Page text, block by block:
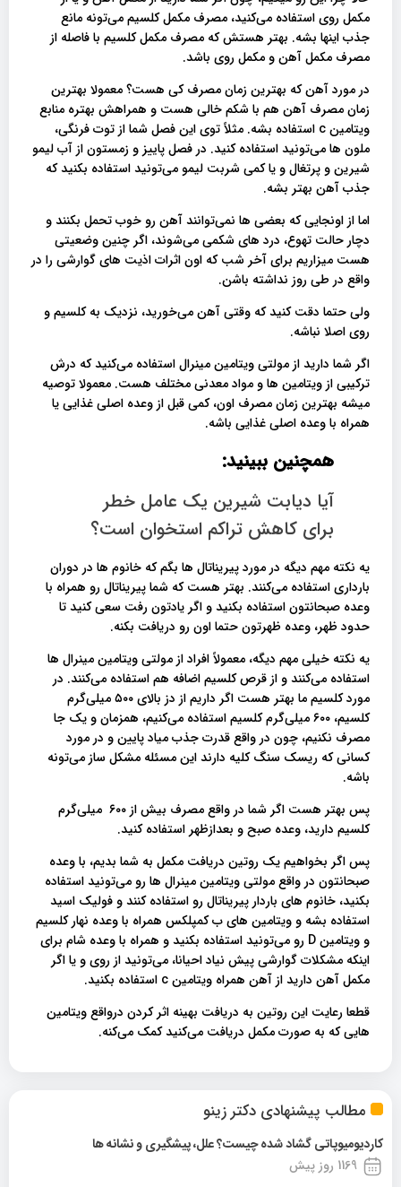
مطالب پیشنهادی دکتر زینو
کاردیومیوپاتی گشاد شده چیست؟ علل، پیشگیری و نشانه ها
1169 روز پیش
مکمل روی استفاده می‌کنید، مصرف مکمل کلسیم می‌تونه مانع
جذب اینها بشه. بهتر هستش که مصرف مکمل کلسیم با فاصله از
مصرف مکمل آهن و مکمل روی باشد.
در مورد آهن که بهترین زمان مصرف کی هست؟ معمولا بهترین
زمان مصرف آهن هم با شکم خالی هست و همراهش بهتره منابع
ویتامین c استفاده بشه. مثلاً توی این فصل شما از توت فرنگی،
ملون ها می‌تونید استفاده کنید. در فصل پاییز و زمستون از آب لیمو
شیرین و پرتغال و یا کمی شربت لیمو می‌تونید استفاده بکنید که
جذب آهن بهتر بشه.
اما از اونجایی که بعضی ها نمی‌توانند آهن رو خوب تحمل بکنند و
دچار حالت تهوع، درد های شکمی می‌شوند، اگر چنین وضعیتی
هست میزاریم برای آخر شب که اون اثرات اذیت های گوارشی را در
واقع در طی روز نداشته باشن.
ولی حتما دقت کنید که وقتی آهن می‌خورید، نزدیک به کلسیم و
روی اصلا نباشه.
اگر شما دارید از مولتی ویتامین مینرال استفاده می‌کنید که درش
ترکیبی از ویتامین ها و مواد معدنی مختلف هست. معمولا توصیه
میشه بهترین زمان مصرف اون، کمی قبل از وعده اصلی غذایی یا
همراه با وعده اصلی غذایی باشه.
همچنین ببینید:
آیا دیابت شیرین یک عامل خطر
برای کاهش تراکم استخوان است؟
یه نکته مهم دیگه در مورد پیریناتال ها بگم که خانوم ها در دوران
بارداری استفاده می‌کنند. بهتر هست که شما پیریناتال رو همراه با
وعده صبحانتون استفاده بکنید و اگر یادتون رفت سعی کنید تا
حدود ظهر، وعده ظهرتون حتما اون رو دریافت بکنه.
یه نکته خیلی مهم دیگه، معمولاً افراد از مولتی ویتامین مینرال ها
استفاده می‌کنند و از قرص کلسیم اضافه هم استفاده می‌کنند. در
مورد کلسیم ما بهتر هست اگر داریم از دز بالای ۵۰۰ میلی‌گرم
کلسیم، ۶۰۰ میلی‌گرم کلسیم استفاده می‌کنیم، همزمان و یک جا
مصرف نکنیم، چون در واقع قدرت جذب میاد پایین و در مورد
کسانی که ریسک سنگ کلیه دارند این مسئله مشکل ساز می‌تونه
باشه.
پس بهتر هست اگر شما در واقع مصرف بیش از ۶۰۰ میلی‌گرم
کلسیم دارید، وعده صبح و بعدازظهر استفاده کنید.
پس اگر بخواهیم یک روتین دریافت مکمل به شما بدیم، با وعده
صبحانتون در واقع مولتی ویتامین مینرال ها رو می‌تونید استفاده
بکنید، خانوم های باردار پیریناتال رو استفاده کنند و فولیک اسید
استفاده بشه و ویتامین های ب کمپلکس همراه با وعده نهار کلسیم
و ویتامین D رو می‌تونید استفاده بکنید و همراه با وعده شام برای
اینکه مشکلات گوارشی پیش نیاد احیانا، می‌تونید از روی و یا اگر
مکمل آهن دارید از آهن همراه ویتامین c استفاده بکنید.
قطعا رعایت این روتین به دریافت بهینه اثر کردن درواقع ویتامین
هایی که به صورت مکمل دریافت می‌کنید کمک می‌کنه.